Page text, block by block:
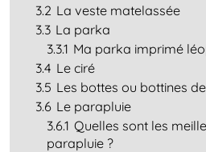
3.2 La veste matelassée
3.3 La parka
3.3.1 Ma parka imprimé
3.4 Le ciré
3.5 Les bottes ou bottines
3.6 Le parapluie
3.6.1 Quelles sont les
parapluie ?